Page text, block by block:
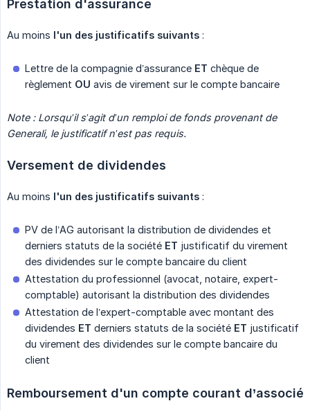
Prestation d'assurance
Au moins l'un des justificatifs suivants :
Lettre de la compagnie d’assurance ET chèque de
règlement OU avis de virement sur le compte bancaire
Note : Lorsqu’il s’agit d’un remploi de fonds provenant de
Generali, le justificatif n’est pas requis.
Versement de dividendes
Au moins l'un des justificatifs suivants :
PV de l’AG autorisant la distribution de dividendes et
derniers statuts de la société ET justificatif du virement
des dividendes sur le compte bancaire du client
Attestation du professionnel (avocat, notaire, expert-
comptable) autorisant la distribution des dividendes
Attestation de l’expert-comptable avec montant des
dividendes ET derniers statuts de la société ET justificatif
du virement des dividendes sur le compte bancaire du
client
Remboursement d'un compte courant d’associé